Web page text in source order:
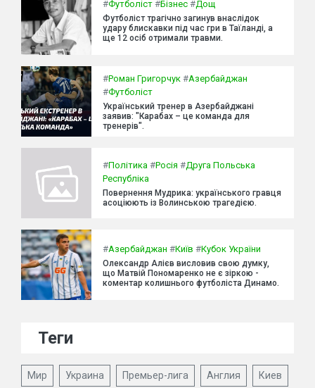
#Футболіст #Бізнес #Дощ
Футболіст трагічно загинув внаслідок
удару блискавки під час гри в Таїланді, а
ще 12 осіб отримали травми.
#Роман Григорчук #Азербайджан
#Футболіст
Український тренер в Азербайджані
заявив: "Карабах – це команда для
тренерів".
#Політика #Росія #Друга Польська
Республіка
Повернення Мудрика: українського гравця
асоціюють із Волинською трагедією.
#Азербайджан #Київ #Кубок України
Олександр Алієв висловив свою думку,
що Матвій Пономаренко не є зіркою -
коментар колишнього футболіста Динамо.
Теги
Мир Украина Премьер-лига Англия Киев